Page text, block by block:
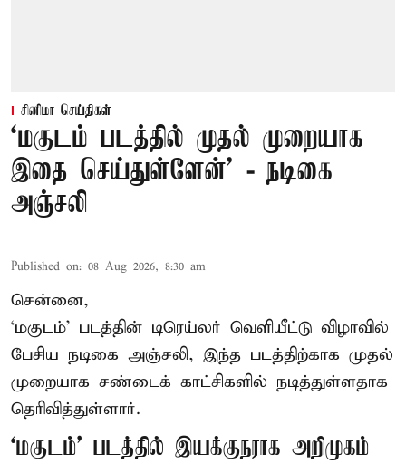
சினிமா செய்திகள்
‘மகுடம் படத்தில் முதல் முறையாக
இதை செய்துள்ளேன்’ - நடிகை
அஞ்சலி
Published on: 08 Aug 2026, 8:30 am
சென்னை,
‘மகுடம்’ படத்தின் டிரெய்லர் வெளியீட்டு விழாவில்
பேசிய நடிகை அஞ்சலி, இந்த படத்திற்காக முதல்
முறையாக சண்டைக் காட்சிகளில் நடித்துள்ளதாக
தெரிவித்துள்ளார்.
‘மகுடம்’ படத்தில் இயக்குநராக அறிமுகம்